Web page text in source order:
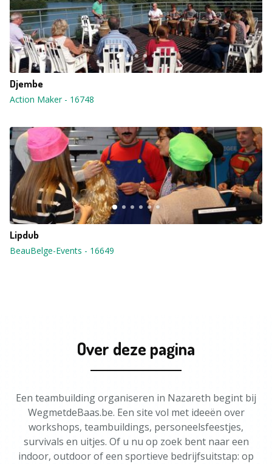
Djembe
Action Maker- 16748
Lipdub
BeauBelge-Events - 16649
Over deze pagina
Een teambuilding organiseren in Nazareth begint bij
WegmetdeBaas.be. Een site vol met ideeën over
workshops, teambuildings, personeelsfeestjes,
survivals en uitjes. Of u nu op zoek bent naar een
indoor, outdoor of een sportieve bedrijfsuitstap: op